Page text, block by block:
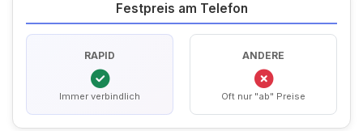
Festpreis am Telefon
RAPID
Immer verbindlich
ANDERE
Oft nur "ab" Preise